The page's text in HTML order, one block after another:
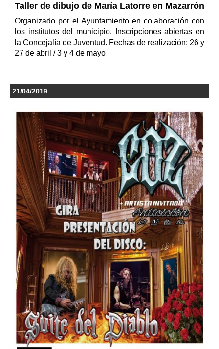
Taller de dibujo de María Latorre en Mazarrón
Organizado por el Ayuntamiento en colaboración con
los institutos del municipio. Inscripciones abiertas en
la Concejalía de Juventud. Fechas de realización: 26 y
27 de abril / 3 y 4 de mayo
21/04/2019